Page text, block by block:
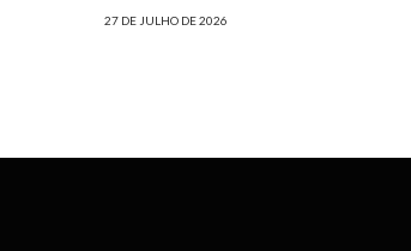
27 DE JULHO DE 2026